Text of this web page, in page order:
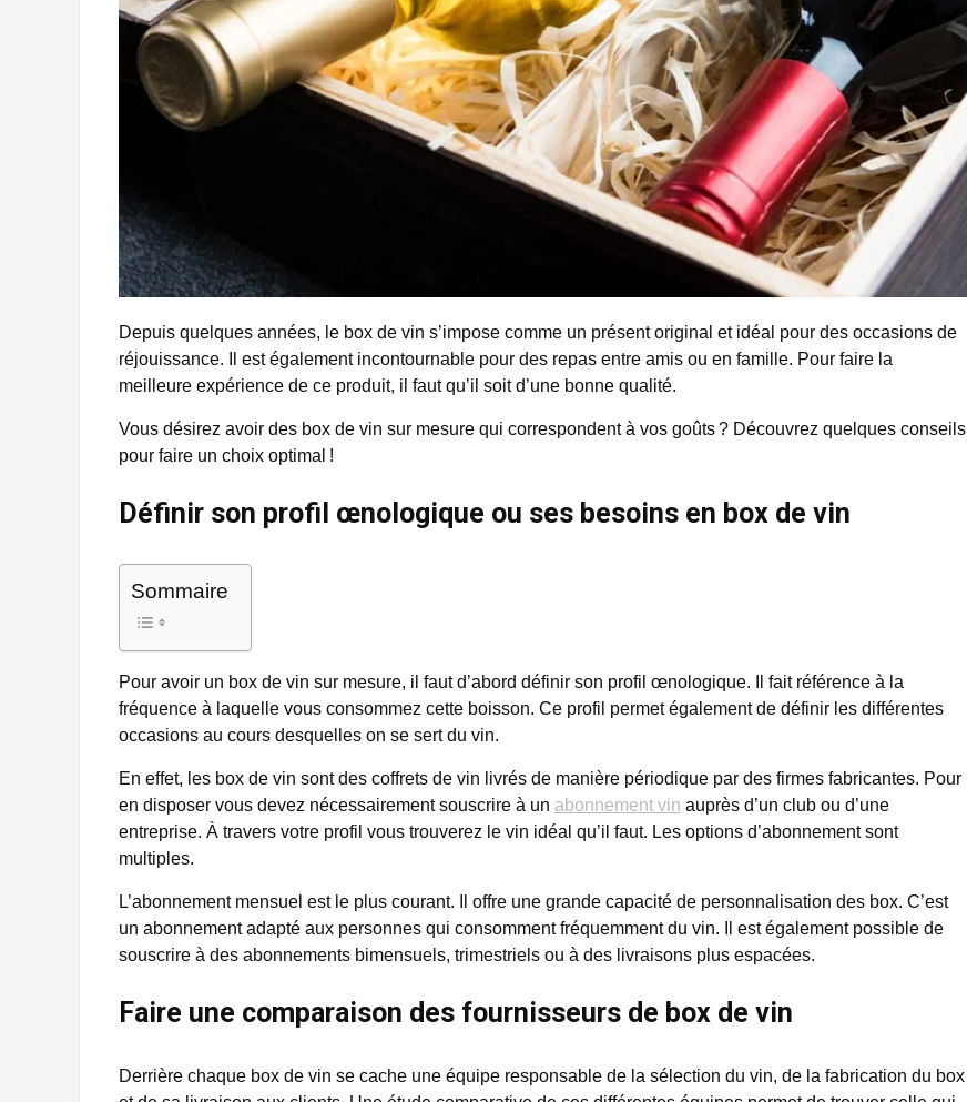
Depuis quelques années, le box de vin s’impose comme un présent original et idéal pour des occasions de
réjouissance. Il est également incontournable pour des repas entre amis ou en famille. Pour faire la
meilleure expérience de ce produit, il faut qu’il soit d’une bonne qualité.
Vous désirez avoir des box de vin sur mesure qui correspondent à vos goûts ? Découvrez quelques conseils
pour faire un choix optimal !
Définir son profil œnologique ou ses besoins en box de vin
Sommaire
Pour avoir un box de vin sur mesure, il faut d’abord définir son profil œnologique. Il fait référence à la
fréquence à laquelle vous consommez cette boisson. Ce profil permet également de définir les différentes
occasions au cours desquelles on se sert du vin.
En effet, les box de vin sont des coffrets de vin livrés de manière périodique par des firmes fabricantes. Pour
en disposer vous devez nécessairement souscrire à un abonnement vin auprès d’un club ou d’une
entreprise. À travers votre profil vous trouverez le vin idéal qu’il faut. Les options d’abonnement sont
multiples.
L’abonnement mensuel est le plus courant. Il offre une grande capacité de personnalisation des box. C’est
un abonnement adapté aux personnes qui consomment fréquemment du vin. Il est également possible de
souscrire à des abonnements bimensuels, trimestriels ou à des livraisons plus espacées.
Faire une comparaison des fournisseurs de box de vin
Derrière chaque box de vin se cache une équipe responsable de la sélection du vin, de la fabrication du box